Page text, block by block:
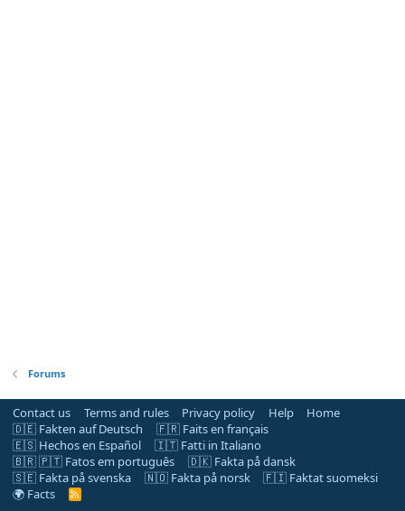
Forums
Contact us Terms and rules Privacy policy Help
Home
🇩🇪 Fakten auf Deutsch
🇫🇷 Faits en français
🇪🇸 Hechos en Español
🇮🇹 Fatti in Italiano
🇧🇷 🇵🇹 Fatos em português
🇩🇰 Fakta på dansk
🇸🇪 Fakta på svenska
🇳🇴 Fakta på norsk
🇫🇮 Faktat suomeksi
🌍 Facts
R